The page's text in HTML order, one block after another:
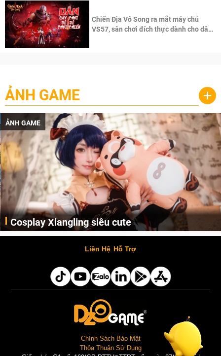
Chiến Địa Vô Song ra mắt máy chủ
VS57, sân chơi đích thực dành cho dân
ẢNH GAME +
ẢNH GAME
Cosplay Xiangling siêu cute
Cùng thưởng thức những hình ảnh cosplay Xiangling trong Genshin Impact siêu dễ thương của người dùng Weibo "阿包也是兔娘"
Liên Hệ Hỗ Trợ
Chính Sách Bảo Mật
Thỏa Thuận Sử Dụng